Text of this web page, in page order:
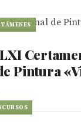
Pintura